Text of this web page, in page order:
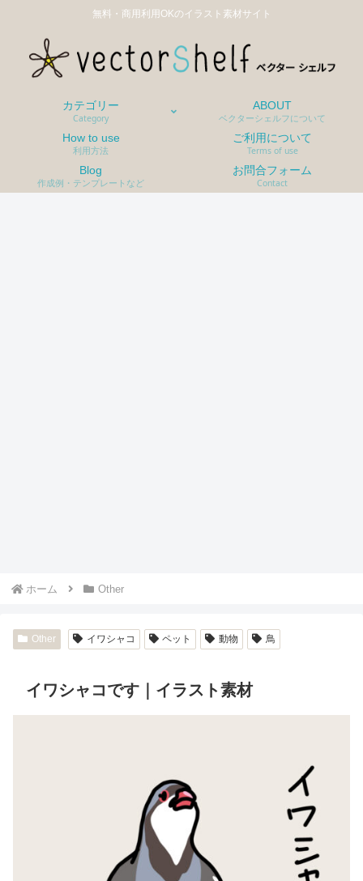
無料・商用利用OKのイラスト素材サイト
カテゴリー
Category
ABOUT
ベクターシェルフについて
How to use
利用方法
ご利用について
Terms of use
Blog
作成例・テンプレートなど
お問合フォーム
Contact
ホーム Other
Other イワシャコ ペット 動物 鳥
イワシャコです｜イラスト素材